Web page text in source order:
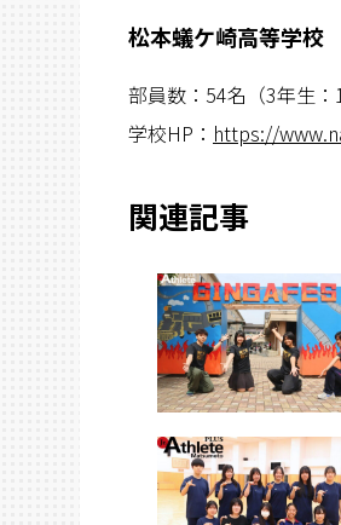
松本蟻ケ崎高等学
部員数：54名（3年生：
学校HP： https://
関連記事